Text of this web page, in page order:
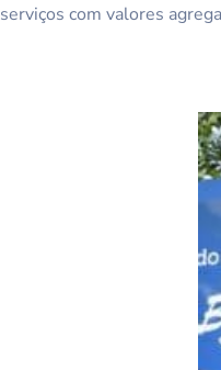
serviços com valores